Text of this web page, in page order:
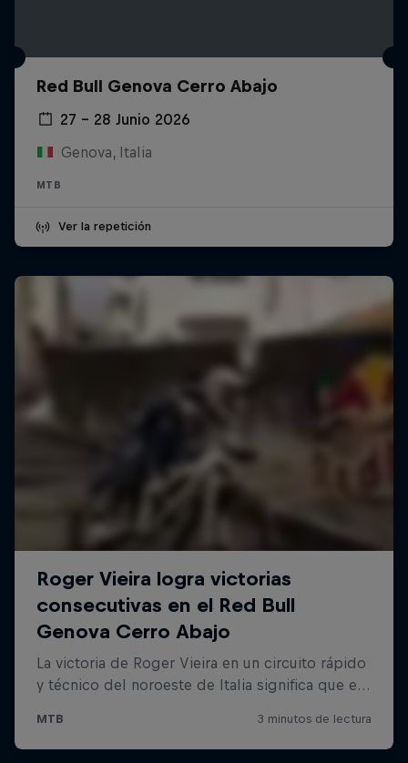
Red Bull Genova Cerro Abajo
27 – 28 Junio 2026
Genova, Italia
MTB
Ver la repetición